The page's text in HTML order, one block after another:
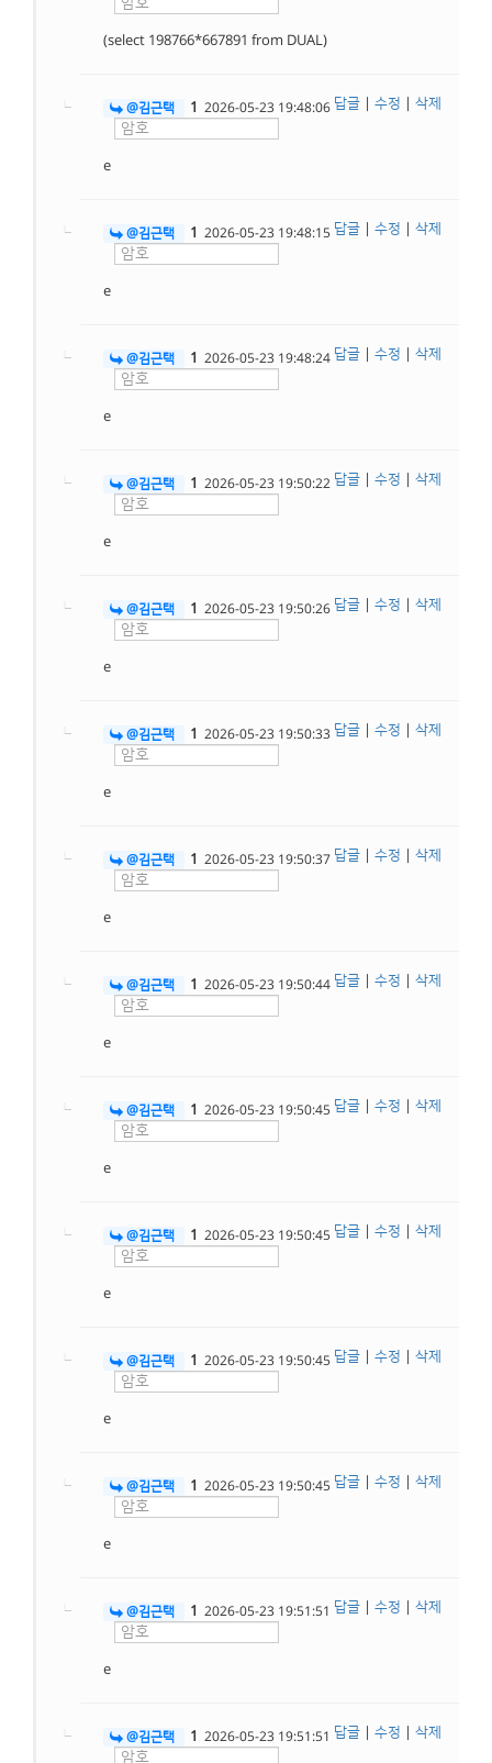
(select 198766*667891 from DUAL)
@김근택 1 2026-05-23 19:48:06
e
답글 수정 삭제
@김근택 1 2026-05-23 19:48:15
e
답글 수정 삭제
@김근택 1 2026-05-23 19:48:24
e
답글 수정 삭제
@김근택 1 2026-05-23 19:50:22
e
답글 수정 삭제
@김근택 1 2026-05-23 19:50:26
e
답글 수정 삭제
@김근택 1 2026-05-23 19:50:33
e
답글 수정 삭제
@김근택 1 2026-05-23 19:50:37
e
답글 수정 삭제
@김근택 1 2026-05-23 19:50:44
e
답글 수정 삭제
@김근택 1 2026-05-23 19:50:45
e
답글 수정 삭제
@김근택 1 2026-05-23 19:50:45
e
답글 수정 삭제
@김근택 1 2026-05-23 19:50:45
e
답글 수정 삭제
@김근택 1 2026-05-23 19:50:45
e
답글 수정 삭제
@김근택 1 2026-05-23 19:51:51
e
답글 수정 삭제
@김근택 1 2026-05-23 19:51:51 답글 수정 삭제